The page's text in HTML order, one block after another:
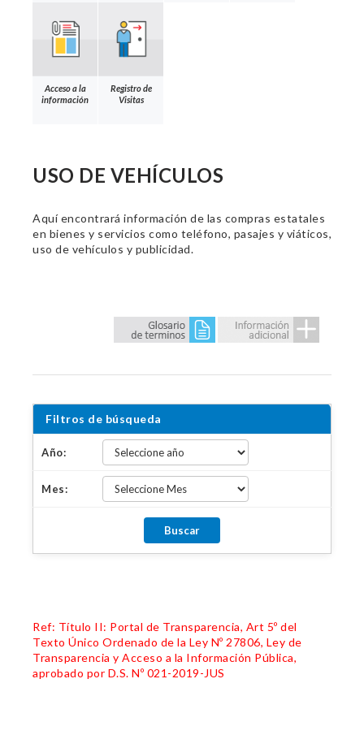
Acceso a la
información
Registro de
Visitas
USO DE VEHÍCULOS
Aquí encontrará información de las compras estatales
en bienes y servicios como teléfono, pasajes y viáticos,
uso de vehículos y publicidad.
Filtros de búsqueda
Año:
Mes:
Ref: Título II: Portal de Transparencia, Art 5º del
Texto Único Ordenado de la Ley Nº 27806, Ley de
Transparencia y Acceso a la Información Pública,
aprobado por D.S. Nº 021-2019-JUS